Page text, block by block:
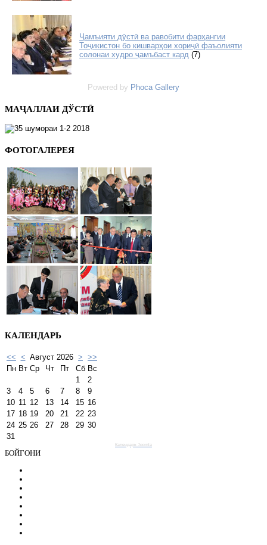
Ҷамъияти дӯстӣ ва равобити фарҳангии
Тоҷикистон бо кишварҳои хориҷӣ фаъолияти
солонаи худро ҷамъбаст кард (7)
Powered by Phoca Gallery
МАҶАЛЛАИ ДЎСТӢ
ФОТОГАЛЕРЕЯ
КАЛЕНДАРЬ
<< < Август 2026 > >>
Пн Вт Ср Чт Пт Сб Вс
1
2
3
4 5 6 7 8
9
10 11 12 13 14 15 16
17 18 19 20 21 22 23
24 25 26 27 28 29 30
31
Календарь Joomla
БОЙГОНИ